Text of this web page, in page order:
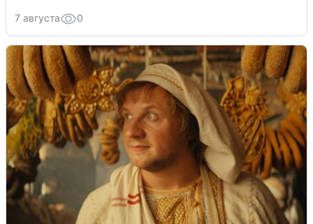
7 августа 0